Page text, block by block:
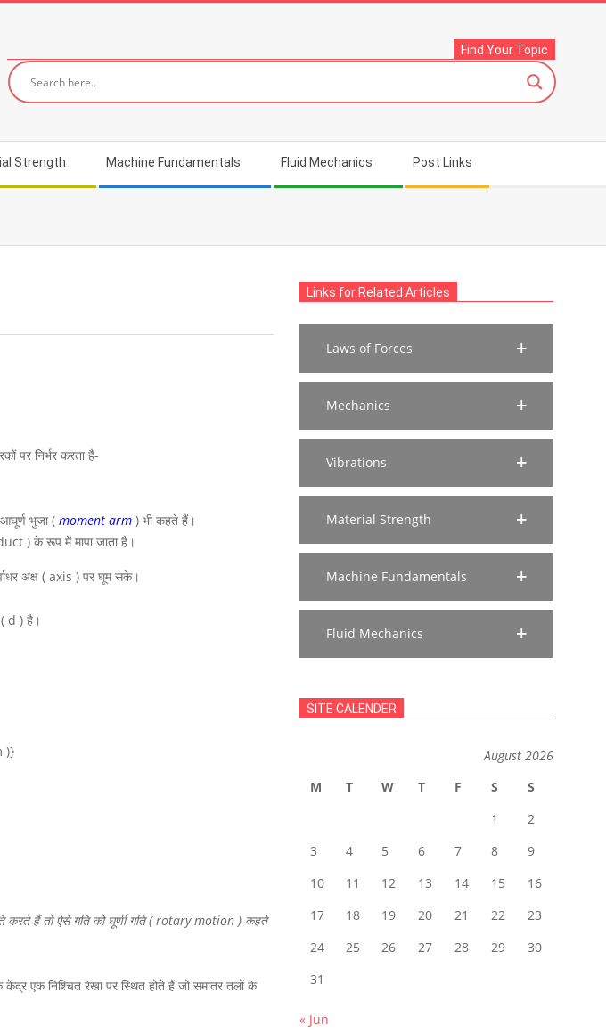
Find Your Topic
Strength Machine Fundamentals Fluid Mechanics Post Links
पर निर्भर करता है-
भुजा ( moment arm ) भी कहते हैं।
) के रूप में मापा जाता है।
अक्ष ( axis ) पर घूम सके।
( d ) है।
)}
करते हैं तो ऐसे गति को घूर्णी गति ( rotary motion ) कहते
एक निश्चित रेखा पर स्थित होते हैं जो समांतर तलों के
Links for Related Articles
Laws of Forces
Mechanics
Vibrations
Material Strength
Machine Fundamentals
Fluid Mechanics
SITE CALENDER
August 2026
M
T W T F S
S
1
2
3
4 5 6 7 8
9
10
11 12 13 14 15
16
17
18 19 20 21 22
23
24
25 26 27 28 29
30
31
« Jun